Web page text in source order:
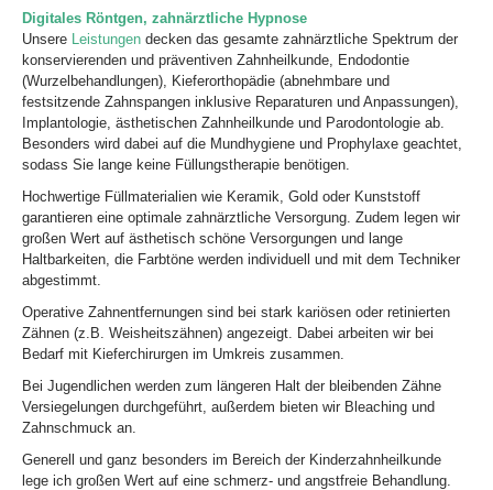
Digitales Röntgen, zahnärztliche Hypnose
Unsere
Leistungen decken das gesamte zahnärztliche Spektrum der
konservierenden und präventiven Zahnheilkunde, Endodontie
(Wurzelbehandlungen), Kieferorthopädie (abnehmbare und
festsitzende Zahnspangen inklusive Reparaturen und Anpassungen),
Implantologie, ästhetischen Zahnheilkunde und Parodontologie ab.
Besonders wird dabei auf die Mundhygiene und Prophylaxe geachtet,
sodass Sie lange keine Füllungstherapie benötigen.
Hochwertige Füllmaterialien wie Keramik, Gold oder Kunststoff
garantieren eine optimale zahnärztliche Versorgung. Zudem legen wir
großen Wert auf ästhetisch schöne Versorgungen und lange
Haltbarkeiten, die Farbtöne werden individuell und mit dem Techniker
abgestimmt.
Operative Zahnentfernungen sind bei stark kariösen oder retinierten
Zähnen (z.B. Weisheitszähnen) angezeigt. Dabei arbeiten wir bei
Bedarf mit Kieferchirurgen im Umkreis zusammen.
Bei Jugendlichen werden zum längeren Halt der bleibenden Zähne
Versiegelungen durchgeführt, außerdem bieten wir Bleaching und
Zahnschmuck an.
Generell und ganz besonders im Bereich der Kinderzahnheilkunde
lege ich großen Wert auf eine schmerz- und angstfreie Behandlung.